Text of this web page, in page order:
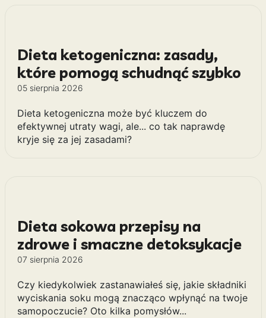
Dieta ketogeniczna: zasady,
które pomogą schudnąć szybko
05 sierpnia 2026
Dieta ketogeniczna może być kluczem do
efektywnej utraty wagi, ale... co tak naprawdę
kryje się za jej zasadami?
Dieta sokowa przepisy na
zdrowe i smaczne detoksykacje
07 sierpnia 2026
Czy kiedykolwiek zastanawiałeś się, jakie składniki
wyciskania soku mogą znacząco wpłynąć na twoje
samopoczucie? Oto kilka pomysłów...